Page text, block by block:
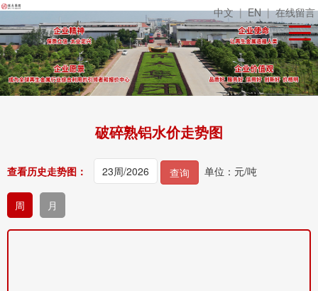
中文 | EN | 在线留言
破碎熟铝水价走势图
查看历史走势图： 查询 单位：元/吨
周 月